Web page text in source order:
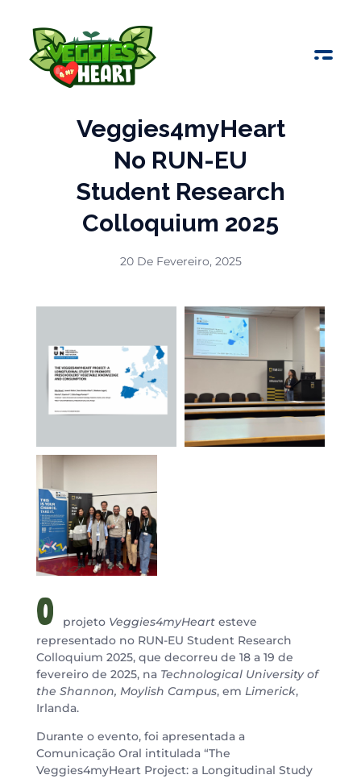
Veggies4myHeart
No RUN-EU
Student Research
Colloquium 2025
20 De Fevereiro, 2025
O projeto Veggies4myHeart esteve
representado no RUN-EU Student Research
Colloquium 2025, que decorreu de 18 a 19 de
fevereiro de 2025, na Technological University of
the Shannon, Moylish Campus, em Limerick,
Irlanda.
Durante o evento, foi apresentada a
Comunicação Oral intitulada “The
Veggies4myHeart Project: a Longitudinal Study